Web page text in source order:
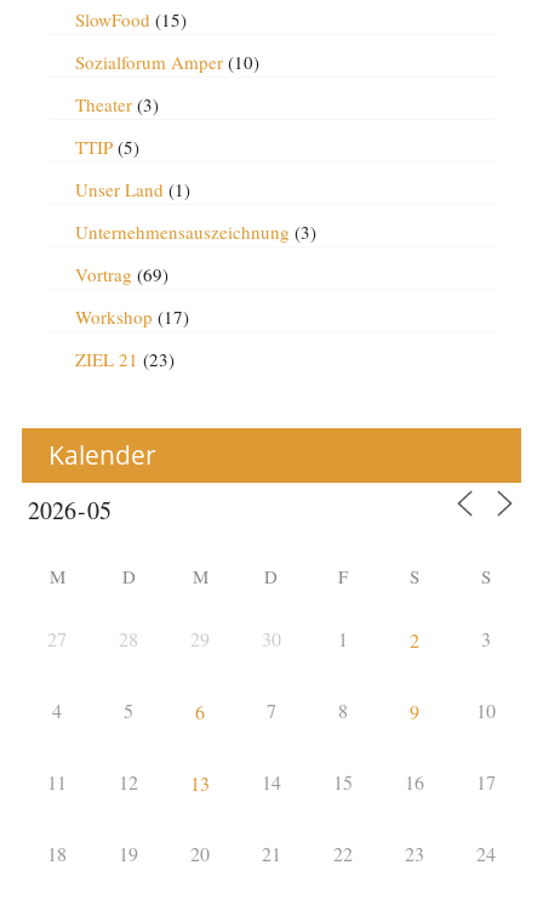
SlowFood (15)
Sozialforum Amper(10)
Theater(3)
TTIP(5)
Unser Land (1)
Unternehmensauszeichnung (3)
Vortrag (69)
Workshop (17)
ZIEL 21 (23)
Kalender
M D M D F S S
27 28 29 30 1 2 3
4 5 6 7 8 9 10
11 12 13 14 15 16 17
18 19 20 21 22 23 24